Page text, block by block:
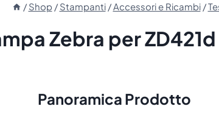
/ Shop / Stampanti /Accessori e Ricambi /
Zebra per
Panoramica Prodotto